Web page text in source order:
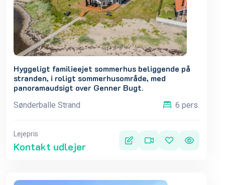
Hyggeligt familieejet sommerhus beliggende på
stranden, i roligt sommerhusområde, med
panoramaudsigt over Genner Bugt.
Sønderballe Strand 6 pers.
Lejepris
Kontakt udlejer